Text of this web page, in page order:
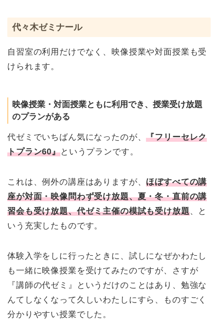
代々木ゼミナール
自習室の利用だけでなく、映像授業や対面授業も受
けられます。
映像授業・対面授業ともに利用でき、授業受け放題
のプランがある
代ゼミでいちばん気になったのが、『フリーセレク
トプラン60』というプランです。
これは、例外の講座はありますが、ほぼすべての講
座が対面・映像問わず受け放題、夏・冬・直前の講
習会も受け放題、代ゼミ主催の模試も受け放題、と
いう充実したものです。
体験入学をしに行ったときに、試しになぜかわたし
も一緒に映像授業を受けてみたのですが、さすが
『講師の代ゼミ』というだけのことはあり、勉強な
んてしなくなって久しいわたしにすら、ものすごく
分かりやすい授業でした。